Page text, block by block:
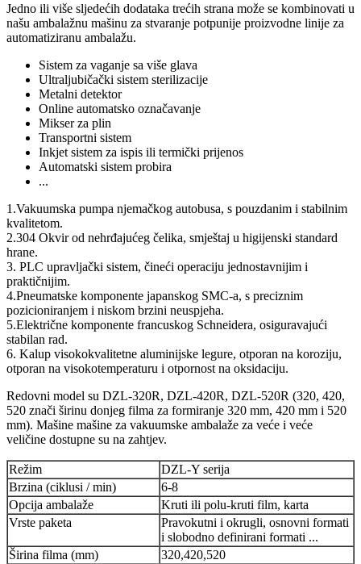
Jedno ili više sljedećih dodataka trećih strana može se kombinovati u
našu ambalažnu mašinu za stvaranje potpunije proizvodne linije za
automatiziranu ambalažu.
Sistem za vaganje sa više glava
Ultraljubičački sistem sterilizacije
Metalni detektor
Online automatsko označavanje
Mikser za plin
Transportni sistem
Inkjet sistem za ispis ili termički prijenos
Automatski sistem probira
...
1.Vakuumska pumpa njemačkog autobusa, s pouzdanim i stabilnim
kvalitetom.
2.304 Okvir od nehrđajućeg čelika, smještaj u higijenski standard
hrane.
3. PLC upravljački sistem, čineći operaciju jednostavnijim i
praktičnijim.
4.Pneumatske komponente japanskog SMC-a, s preciznim
pozicioniranjem i niskom brzini neuspjeha.
5.Električne komponente francuskog Schneidera, osiguravajući
stabilan rad.
6. Kalup visokokvalitetne aluminijske legure, otporan na koroziju,
otporan na visokotemperaturu i otpornost na oksidaciju.
Redovni model su DZL-320R, DZL-420R, DZL-520R (320, 420,
520 znači širinu donjeg filma za formiranje 320 mm, 420 mm i 520
mm). Mašine mašine za vakuumske ambalaže za veće i veće
veličine dostupne su na zahtjev.
Režim
DZL-Y serija
Brzina (ciklusi / min)
6-8
Opcija ambalaže
Kruti ili polu-kruti film, karta
Vrste paketa
Pravokutni i okrugli, osnovni formati
i slobodno definirani formati ...
Širina filma (mm)
320,420,520